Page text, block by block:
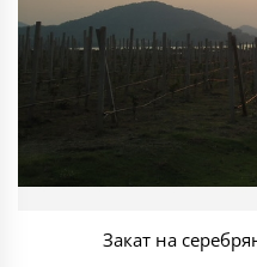
Закат на